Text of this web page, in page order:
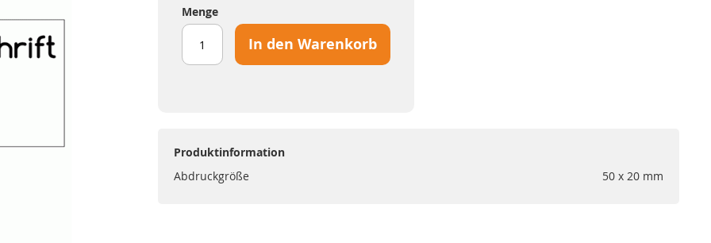
Menge
In den Warenkorb
Produktinformation
Abdruckgröße
50 x 20 mm